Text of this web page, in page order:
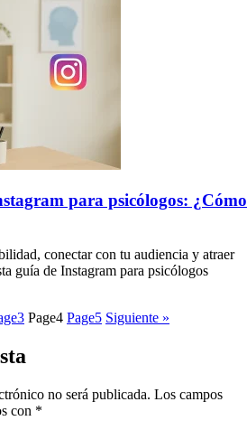
para psicólogos: ¿Cómo
conectar con tu audiencia y atraer
guía de Instagram para psicólogos
3 Page4 Page5 Siguiente »
no será publicada. Los campos
con *